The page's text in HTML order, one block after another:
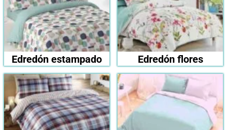
Edredón estampado Edredón flores